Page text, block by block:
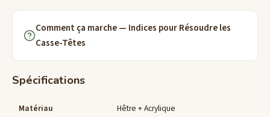
Comment ça marche — Indices pour Résoudre les
Casse-Têtes
Spécifications
Matériau Hêtre + Acrylique